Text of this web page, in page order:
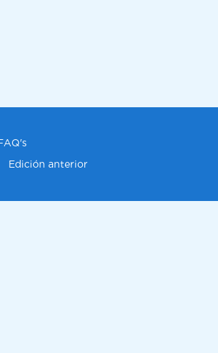
Edición anterior